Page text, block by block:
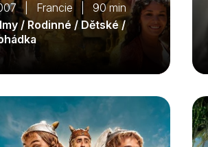
| Francie | 90 min
/ Rodinné / Dětské /